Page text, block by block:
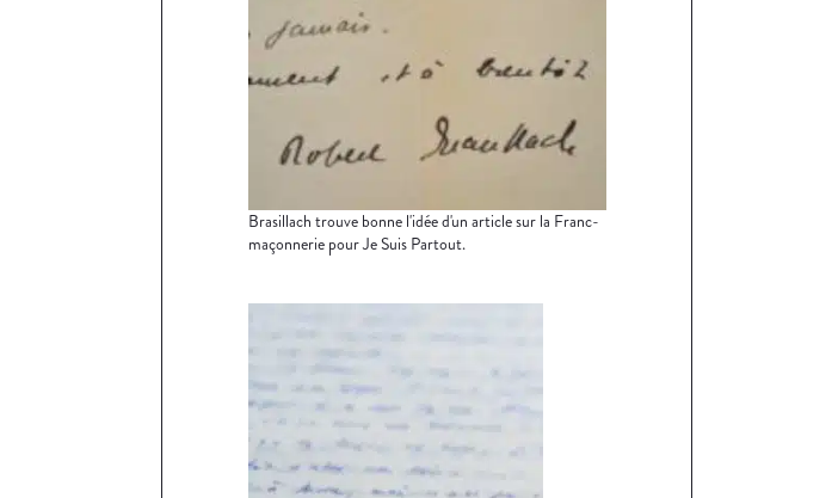
Brasillach trouve bonne l'idée d'un article sur la Franc-
maçonnerie pour Je Suis Partout.